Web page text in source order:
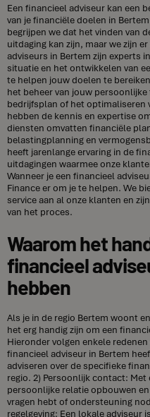
Een financieel adviseur kan een
van je financiële doelen in
begrijpen we dat het vinden van
uitdaging kan zijn, maar we zijn
adviseurs in Bertem zijn experts
situatie en het ontwikkelen van
te helpen jouw doelen te
het beheer van jouw
bedrijfsplan of het optimaliseren
hebben de kennis en expertise
diensten omvatten financiële
belastingplanning en
heeft jarenlange ervaring in de
uitdagingen waarmee onze
Wanneer je een financieel
Finance er om je te helpen. We
service aan al onze klanten en
van het proces.
Waarom het
financieel
hebben
Als je in de regio Bertem woont
het erg handig zijn om een
Hieronder volgen enkele
financieel adviseur in Bertem
adviseren over de specifieke
regio. 2) Persoonlijk contact:
persoonlijke relatie opbouwen
vragen hebt of ondersteuning
regelgeving: Een lokale adviseur